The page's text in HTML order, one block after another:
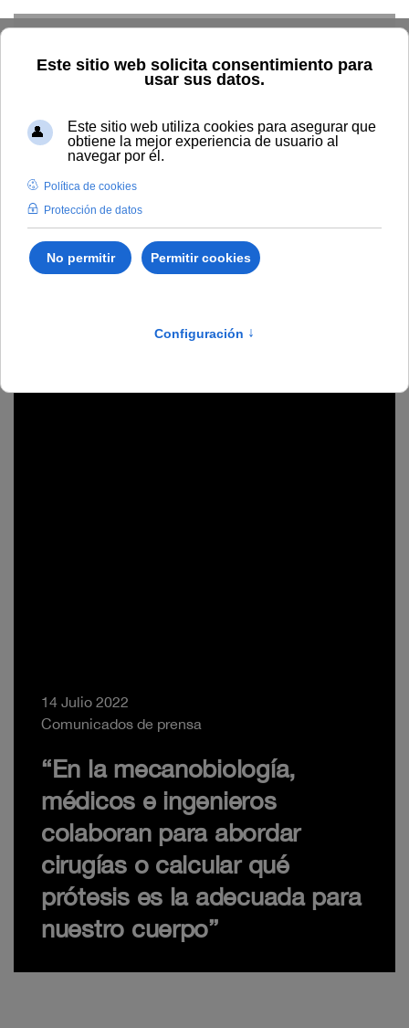
14 Julio 2022
Comunicados de prensa
“En la mecanobiología,
médicos e ingenieros
colaboran para abordar
cirugías o calcular qué
prótesis es la adecuada para
nuestro cuerpo”